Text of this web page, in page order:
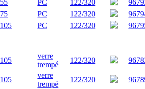
55 PC 122/320
75 PC 122/320
105 PC 122/320
105
verre
trempé
122/320
105
verre
trempé
122/320